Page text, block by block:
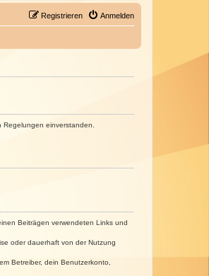
Anmelden
Registrieren
Regelungen einverstanden.
Beiträgen verwendeten Links und
oder dauerhaft von der Nutzung
Betreiber, dein Benutzerkonto,